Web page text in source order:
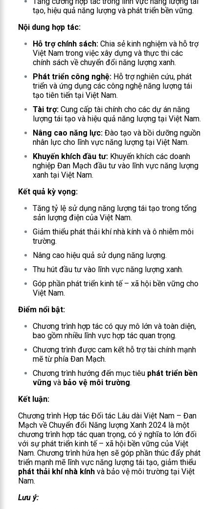
tạo, hiệu quả năng lượng và phát triển bền vững.
Nội dung hợp tác:
Hỗ trợ chính sách:Chia sẻ kinh nghiệm và hỗ trợ
Việt Nam trong việc xây dựng và thực thi các
chính sách về chuyển đổi năng lượng xanh.
Phát triển công nghệ:Hỗ trợ nghiên cứu, phát
triển và ứng dụng các công nghệ năng lượng tái
tạo tiên tiến tại Việt Nam.
Tài trợ:Cung cấp tài chính cho các dự án năng
lượng tái tạo và hiệu quả năng lượng tại Việt Nam.
Nâng cao năng lực:Đào tạo và bồi dưỡng nguồn
nhân lực cho lĩnh vực năng lượng tại Việt Nam.
Khuyến khích đầu tư:Khuyến khích các doanh
nghiệp Đan Mạch đầu tư vào lĩnh vực năng lượng
xanh tại Việt Nam.
Kết quả kỳ vọng:
Tăng tỷ lệ sử dụng năng lượng tái tạo trong tổng
sản lượng điện của Việt Nam.
Giảm thiểu phát thải khí nhà kính và ô nhiễm môi
trường.
Nâng cao hiệu quả sử dụng năng lượng.
Thu hút đầu tư vào lĩnh vực năng lượng xanh.
Góp phần phát triển kinh tế – xã hội bền vững cho
Việt Nam.
Điểm nổi bật:
Chương trình hợp tác có quy mô lớn và toàn diện,
bao gồm nhiều lĩnh vực hợp tác quan trọng.
Chương trình được cam kết hỗ trợ tài chính mạnh
mẽ từ phía Đan Mạch.
Chương trình hướng đến mục tiêu phát triển bền
vững và bảo vệ môi trường.
Kết luận:
Chương trình Hợp tác Đối tác Lâu dài Việt Nam – Đan
Mạch về Chuyển đổi Năng lượng Xanh 2024 là một
chương trình hợp tác quan trọng, có ý nghĩa to lớn đối
với sự phát triển kinh tế – xã hội bền vững của Việt
Nam. Chương trình hứa hẹn sẽ góp phần thúc đẩy phát
triển mạnh mẽ lĩnh vực năng lượng tái tạo, giảm thiểu
phát thải khí nhà kínhvà bảo vệ môi trường tại Việt
Nam.
Lưu ý: